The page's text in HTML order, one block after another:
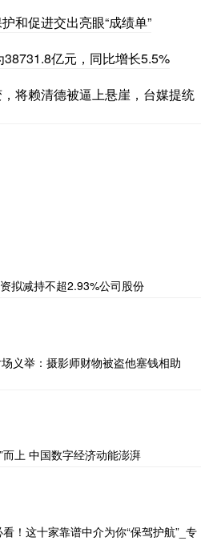
和促进交出亮眼“成绩单”
亿元，同比增长5.5%
将赖清德被逼上悬崖，台媒提统
拟减持不超2.93%公司股份
义举：摄影师财物被盗他塞钱相助
而上 中国数字经济动能澎湃
！这十家靠谱中介为你“保驾护航”_专